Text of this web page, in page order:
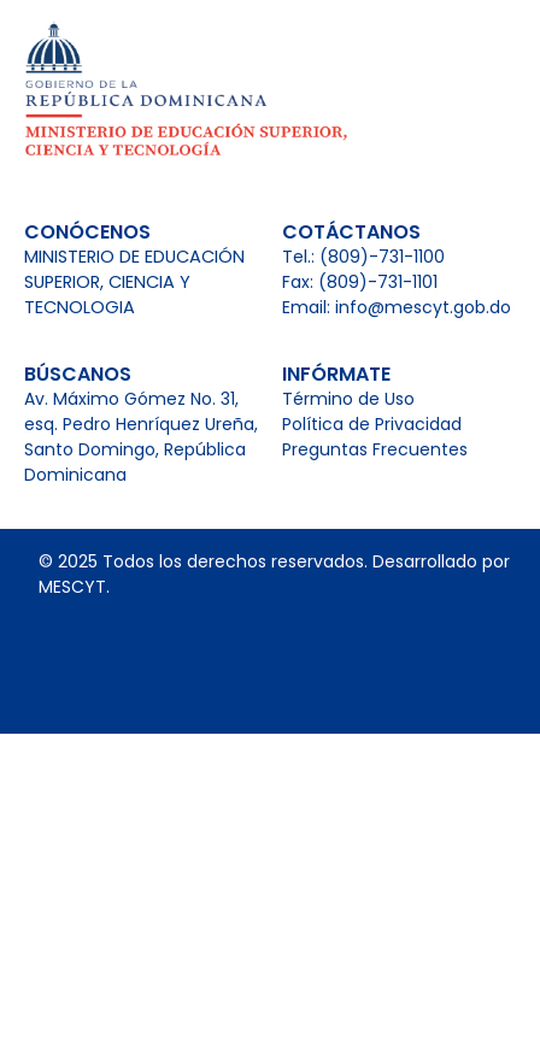
CONÓCENOS
MINISTERIO DE EDUCACIÓN
SUPERIOR, CIENCIA Y
TECNOLOGIA
COTÁCTANOS
Tel.: (809)-731-1100
Fax: (809)-731-1101
Email: info@mescyt.gob.do
BÚSCANOS
Av. Máximo Gómez No. 31,
esq. Pedro Henríquez Ureña,
Santo Domingo, República
Dominicana
INFÓRMATE
Término de Uso
Política de Privacidad
Preguntas Frecuentes
© 2025 Todos los derechos reservados. Desarrollado por
MESCYT.